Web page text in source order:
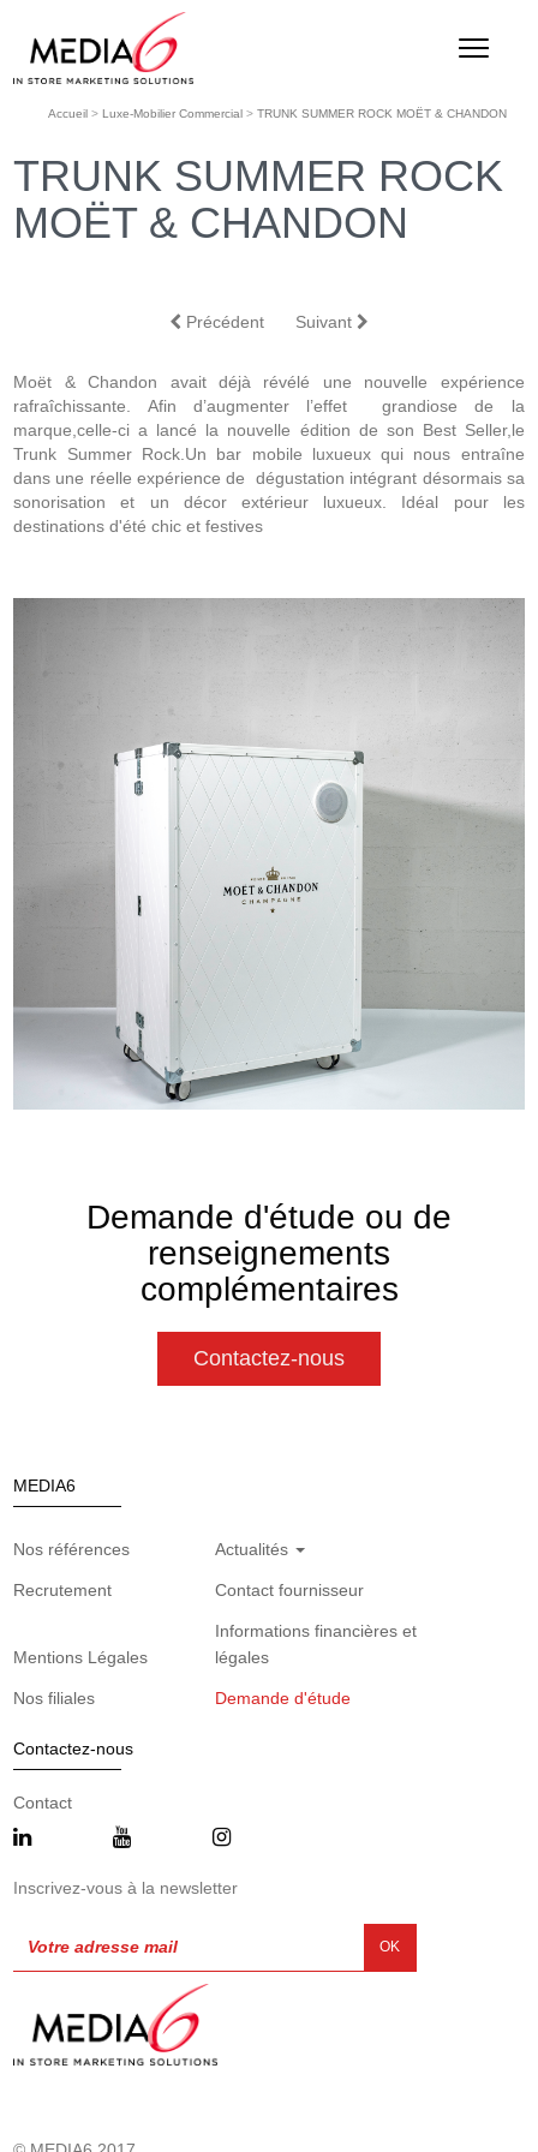
Accueil> Luxe-Mobilier Commercial> TRUNK SUMMER ROCK MOËT & CHANDON
TRUNK SUMMER ROCK
MOËT & CHANDON
Précédent Suivant
Moët & Chandon avait déjà révélé une nouvelle expérience
rafraîchissante. Afin d’augmenter l’effet grandiose de la
marque,celle-ci a lancé la nouvelle édition de son Best Seller,le
Trunk Summer Rock.Un bar mobile luxueux qui nous entraîne
dans une réelle expérience de dégustation intégrant désormais sa
sonorisation et un décor extérieur luxueux. Idéal pour les
destinations d'été chic et festives
Demande d'étude ou de
renseignements
complémentaires
Contactez-nous
MEDIA6
Nos références Actualités
Recrutement Contact fournisseur
Mentions Légales
Informations financières et
légales
Nos filiales Demande d'étude
Contactez-nous
Contact
Inscrivez-vous à la newsletter
OK